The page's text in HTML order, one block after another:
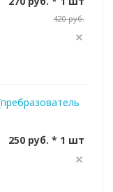
420 руб.
250 руб. * 1 шт